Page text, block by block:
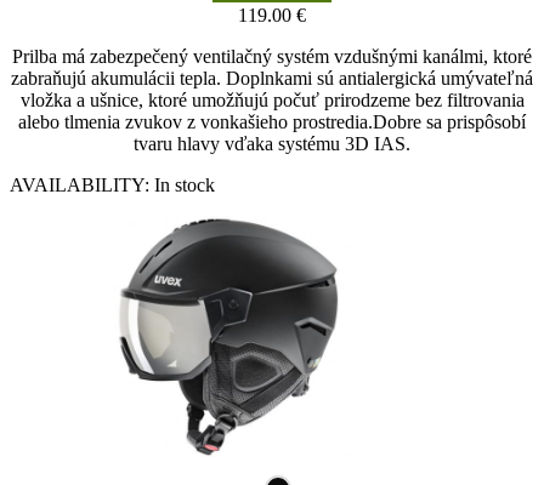
119.00 €
Prilba má zabezpečený ventilačný systém vzdušnými kanálmi, ktoré
zabraňujú akumulácii tepla. Doplnkami sú antialergická umývateľná
vložka a ušnice, ktoré umožňujú počuť prirodzeme bez filtrovania
alebo tlmenia zvukov z vonkašieho prostredia.Dobre sa prispôsobí
tvaru hlavy vďaka systému 3D IAS.
AVAILABILITY: In stock